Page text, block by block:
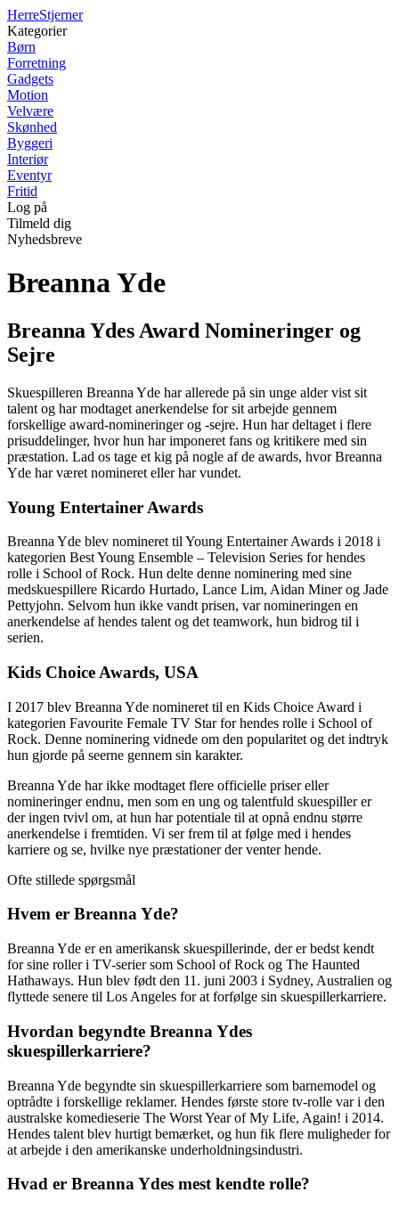
HerreStjerner
Kategorier
Børn
Forretning
Gadgets
Motion
Velvære
Skønhed
Byggeri
Interiør
Eventyr
Fritid
Log på
Tilmeld dig
Nyhedsbreve
Breanna Yde
Breanna Ydes Award Nomineringer og
Sejre
Skuespilleren Breanna Yde har allerede på sin unge alder vist sit
talent og har modtaget anerkendelse for sit arbejde gennem
forskellige award-nomineringer og -sejre. Hun har deltaget i flere
prisuddelinger, hvor hun har imponeret fans og kritikere med sin
præstation. Lad os tage et kig på nogle af de awards, hvor Breanna
Yde har været nomineret eller har vundet.
Young Entertainer Awards
Breanna Yde blev nomineret til Young Entertainer Awards i 2018 i
kategorien Best Young Ensemble – Television Series for hendes
rolle i School of Rock. Hun delte denne nominering med sine
medskuespillere Ricardo Hurtado, Lance Lim, Aidan Miner og Jade
Pettyjohn. Selvom hun ikke vandt prisen, var nomineringen en
anerkendelse af hendes talent og det teamwork, hun bidrog til i
serien.
Kids Choice Awards, USA
I 2017 blev Breanna Yde nomineret til en Kids Choice Award i
kategorien Favourite Female TV Star for hendes rolle i School of
Rock. Denne nominering vidnede om den popularitet og det indtryk
hun gjorde på seerne gennem sin karakter.
Breanna Yde har ikke modtaget flere officielle priser eller
nomineringer endnu, men som en ung og talentfuld skuespiller er
der ingen tvivl om, at hun har potentiale til at opnå endnu større
anerkendelse i fremtiden. Vi ser frem til at følge med i hendes
karriere og se, hvilke nye præstationer der venter hende.
Ofte stillede spørgsmål
Hvem er Breanna Yde?
Breanna Yde er en amerikansk skuespillerinde, der er bedst kendt
for sine roller i TV-serier som School of Rock og The Haunted
Hathaways. Hun blev født den 11. juni 2003 i Sydney, Australien og
flyttede senere til Los Angeles for at forfølge sin skuespillerkarriere.
Hvordan begyndte Breanna Ydes
skuespillerkarriere?
Breanna Yde begyndte sin skuespillerkarriere som barnemodel og
optrådte i forskellige reklamer. Hendes første store tv-rolle var i den
australske komedieserie The Worst Year of My Life, Again! i 2014.
Hendes talent blev hurtigt bemærket, og hun fik flere muligheder for
at arbejde i den amerikanske underholdningsindustri.
Hvad er Breanna Ydes mest kendte rolle?